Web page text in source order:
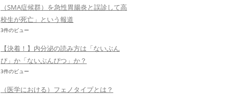
（SMA症候群）を急性胃腸炎と誤診して高
校生が死亡」という報道
3件のビュー
【決着！】内分泌の読み方は「ないぶん
ぴ」か「ないぶんぴつ」か？
3件のビュー
（医学における）フェノタイプとは？